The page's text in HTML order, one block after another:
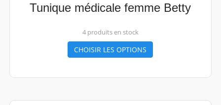
Tunique médicale femme Betty
4 produits en stock
CHOISIR LES OPTIONS